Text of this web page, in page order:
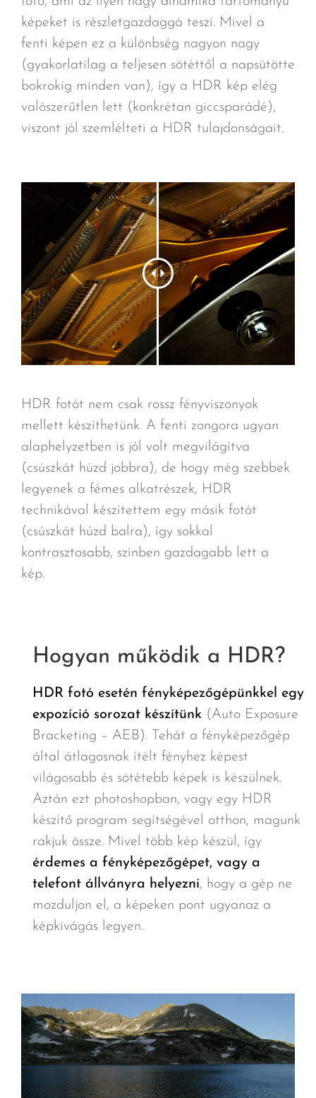
képeket is részletgazdaggá teszi. Mivel a
fenti képen ez a különbség nagyon nagy
(gyakorlatilag a teljesen sötéttől a napsütötte
bokrokig minden van), így a HDR kép elég
valószerűtlen lett (konkrétan giccsparádé),
viszont jól szemlélteti a HDR tulajdonságait.
HDR fotót nem csak rossz fényviszonyok
mellett készíthetünk. A fenti zongora ugyan
alaphelyzetben is jól volt megvilágítva
(csúszkát húzd jobbra), de hogy még szebbek
legyenek a fémes alkatrészek, HDR
technikával készítettem egy másik fotót
(csúszkát húzd balra), így sokkal
kontrasztosabb, színben gazdagabb lett a
kép.
Hogyan működik a HDR?
HDR fotó esetén fényképezőgépünkkel egy
expozíció sorozat készítünk (Auto Exposure
Bracketing – AEB). Tehát a fényképezőgép
által átlagosnak ítélt fényhez képest
világosabb és sötétebb képek is készülnek.
Aztán ezt photoshopban, vagy egy HDR
készítő program segítségével otthon, magunk
rakjuk össze. Mivel több kép készül, így
érdemes a fényképezőgépet, vagy a
telefont állványra helyezni, hogy a gép ne
mozduljon el, a képeken pont ugyanaz a
képkivágás legyen.